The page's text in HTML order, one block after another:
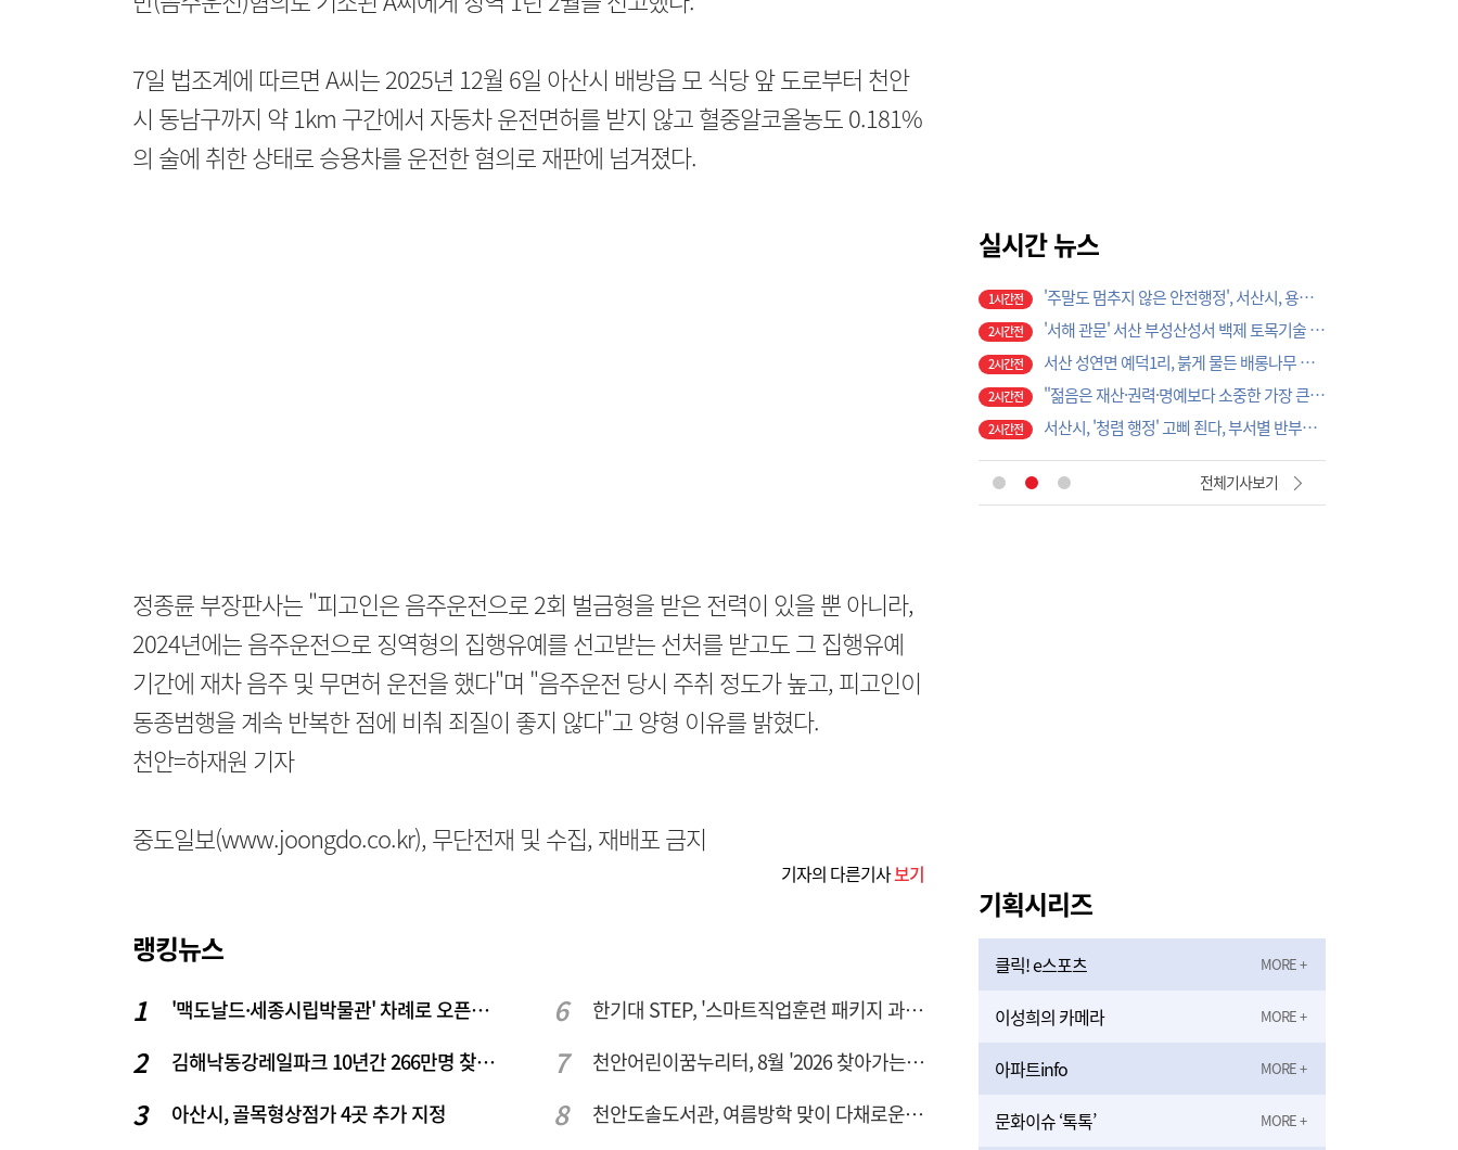
7일 법조계에 따르면 A씨는 2025년 12월 6일 아산시 배방읍 모 식당 앞 도로부터 천안
시 동남구까지 약 1km 구간에서 자동차 운전면허를 받지 않고 혈중알코올농도 0.181%
의 술에 취한 상태로 승용차를 운전한 혐의로 재판에 넘겨졌다.
정종륜 부장판사는 "피고인은 음주운전으로 2회 벌금형을 받은 전력이 있을 뿐 아니라,
2024년에는 음주운전으로 징역형의 집행유예를 선고받는 선처를 받고도 그 집행유예
기간에 재차 음주 및 무면허 운전을 했다"며 "음주운전 당시 주취 정도가 높고, 피고인이
동종범행을 계속 반복한 점에 비춰 죄질이 좋지 않다"고 양형 이유를 밝혔다.
천안=하재원 기자
중도일보(www.joongdo.co.kr), 무단전재 및 수집, 재배포 금지
기자의 다른기사보기
랭킹뉴스
'맥도날드·세종시립박물관' 차례로 오픈… 고운동 정주여건 좋아진다
김해낙동강레일파크 10년간 266만명 찾았다
아산시, 골목형상점가 4곳 추가 지정
한기대 STEP, '스마트직업훈련 패키지 과정 3기' 모집
천안어린이꿈누리터, 8월 '2026 찾아가는 팝업놀이터' 운영
천안도솔도서관, 여름방학 맞이 다채로운 독서문화 프로그램 운영
실시간 뉴스
1시간전
2시간전 서산 성연면 예덕1리, 붉게 물든 배롱나무 꽃길, '명품 마을 축제' 활짝
2시간전 "젊음은 재산·권력·명예보다 소중한 가장 큰 자산", 조규선 서산장학재단 이사장 특강서 강조
2시간전 서산시, '청렴 행정' 고삐 죈다, 부서별 반부패 시책 이행상황 집중 점검
5시간전 충주시시설관리공단, 재난안전통신망 정기교신…현장 대응체계 강화
6시간전 대전농협-기성농헙-고향주부모임대전시지회, 이심점심 중식지원 봉사활동
45분전 “ATM 누를 때마다 마약 경고”…논산署·농협, 생활밀착형 범죄 차단 맞손
54분전 논산문화관광재단, ‘2026 강경국가유산야행’ 도슨트 투어 운영
전체기사보기
기획시리즈
클릭! e스포츠
이성희의 카메라
아파트info
문화이슈 ‘톡톡’